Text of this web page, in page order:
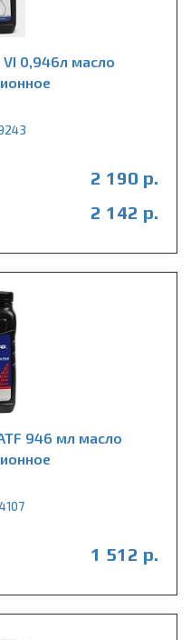
VI 0,946л масло
2 190 р.
2 142 р.
946 мл масло
1 512 р.